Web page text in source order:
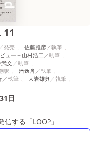
佐藤雅彦
ュー＋山村浩二
文
潘逸舟
大岩雄典
日
する「LOOP」